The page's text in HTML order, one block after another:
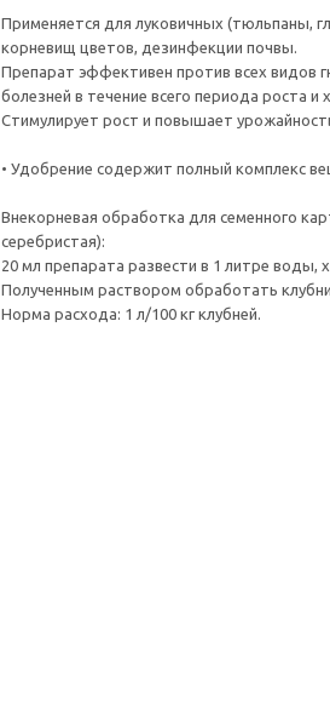
Применяется для луковичных (тюльпаны,
корневищ цветов, дезинфекции почвы.
Препарат эффективен против всех видов
болезней в течение всего периода роста и
Стимулирует рост и повышает
• Удобрение содержит полный комплекс
Внекорневая обработка для семенного
серебристая):
20 мл препарата развести в 1 литре
Полученным раствором обработать
Норма расхода: 1 л/100 кг клубней.